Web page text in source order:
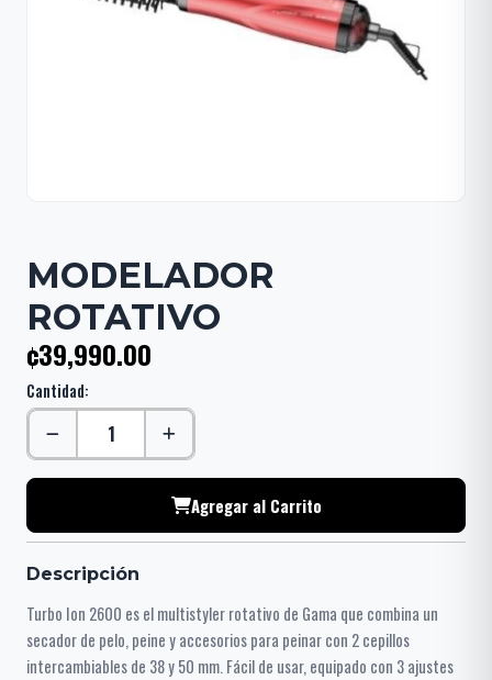
MODELADOR
ROTATIVO
¢39,990.00
Cantidad:
Agregar al Carrito
Descripción
Turbo Ion 2600 es el multistyler rotativo de Gama que combina un
secador de pelo, peine y accesorios para peinar con 2 cepillos
intercambiables de 38 y 50 mm. Fácil de usar, equipado con 3 ajustes